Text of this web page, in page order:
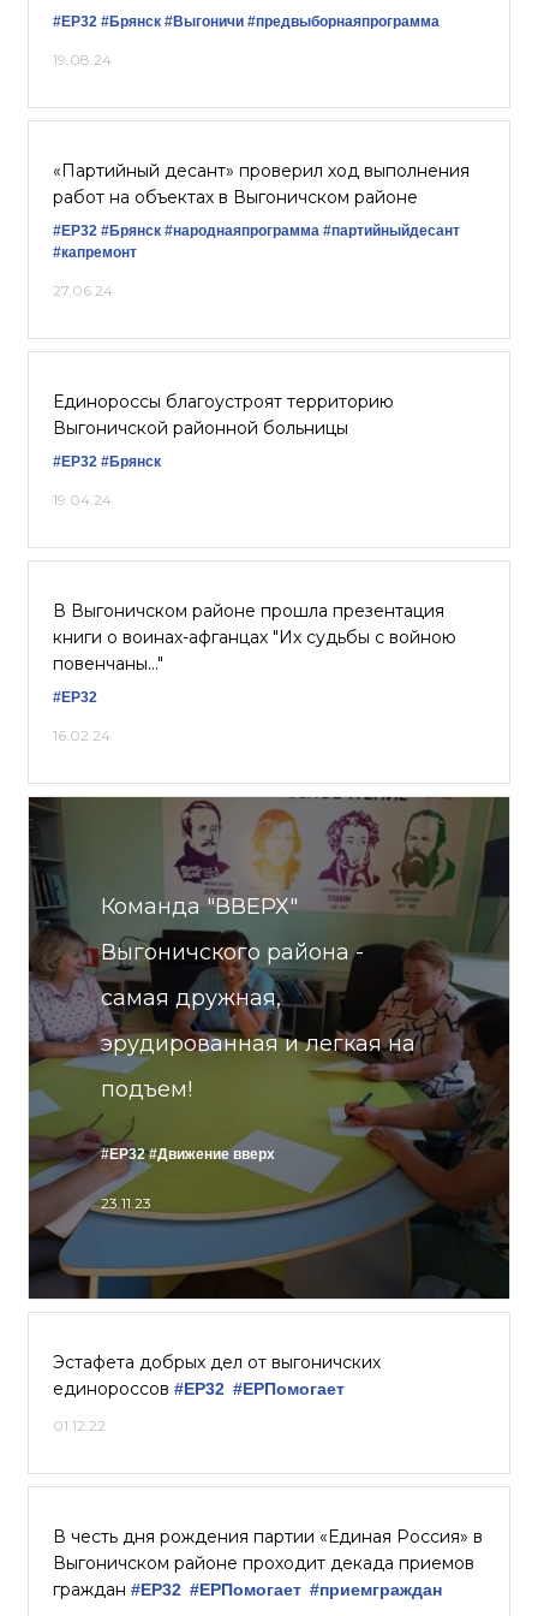
#ЕР32 #Брянск #Выгоничи #предвыборнаяпрограмма
19.08.24
«Партийный десант» проверил ход выполнения
работ на объектах в Выгоничском районе
#ЕР32 #Брянск #народнаяпрограмма #партийныйдесант
#капремонт
27.06.24
Единороссы благоустроят территорию
Выгоничской районной больницы
#ЕР32 #Брянск
19.04.24
В Выгоничском районе прошла презентация
книги о воинах-афганцах "Их судьбы с войною
повенчаны..."
#ЕР32
16.02.24
Команда "ВВЕРХ"
Выгоничского района -
самая дружная,
эрудированная и легкая на
подъем!
#ЕР32 #Движение вверх
23.11.23
Эстафета добрых дел от выгоничских
единороссов #ЕР32 #ЕРПомогает
01.12.22
В честь дня рождения партии «Единая Россия» в
Выгоничском районе проходит декада приемов
граждан #ЕР32 #ЕРПомогает #приемграждан